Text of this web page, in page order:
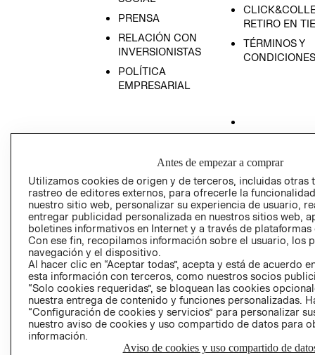
PRENSA
RELACIÓN CON
INVERSIONISTAS
POLÍTICA
EMPRESARIAL
RETIRO EN
TÉRMINOS Y
CONDICIONES
PRIVACIDAD
GIFT CARD
AVISO DE
Perú (S/)
CAMBIAR REGIÓN
Antes de empezar a comprar
Utilizamos cookies de origen y de terceros, incluidas otras
rastreo de editores externos, para ofrecerle la
nuestro sitio web, personalizar su experiencia de usuario,
entregar publicidad personalizada en nuestros sitios web,
boletines informativos en Internet y a través de plataformas
Con ese fin, recopilamos información sobre el usuario, los
navegación y el dispositivo.
Al hacer clic en “Aceptar todas”, acepta y está de acuerdo
esta información con terceros, como nuestros socios
“Solo cookies requeridas”, se bloquean las cookies
nuestra entrega de contenido y funciones personalizadas.
“Configuración de cookies y servicios” para personalizar
nuestro aviso de cookies y uso compartido de datos para
información.
Aviso de cookies y uso compartido de